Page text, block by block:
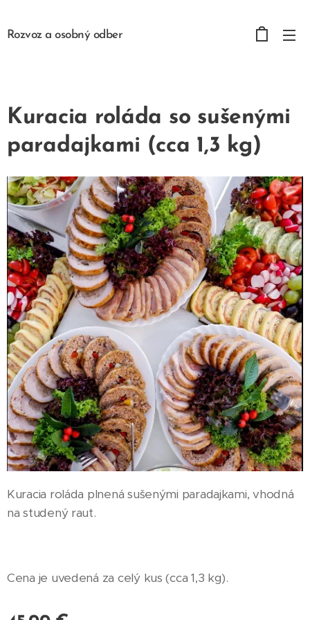
Rozvoz a osobný odber
Kuracia roláda so sušenými
paradajkami (cca 1,3 kg)
Kuracia roláda plnená sušenými paradajkami, vhodná
na studený raut.
Cena je uvedená za celý kus (cca 1,3 kg).